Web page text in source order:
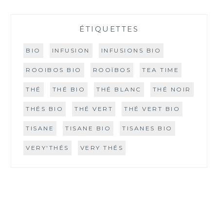
ÉTIQUETTES
BIO INFUSION INFUSIONS BIO
ROOIBOS BIO ROOÏBOS TEA TIME
THÉ THÉ BIO THÉ BLANC THÉ NOIR
THÉS BIO THÉ VERT THÉ VERT BIO
TISANE TISANE BIO TISANES BIO
VERY'THÉS VERY THÉS